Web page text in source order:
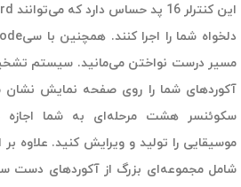
این کنترلر 16 پد حساس دارد که می‌توانند Fixed Chord
آکوردهای شما را روی صفحه نمایش نشان
سکوئنسر هشت مرحله‌ای به شما اجازه
موسیقایی را تولید و ویرایش کنید. علاوه
شامل مجموعه‌ای بزرگ از آکوردهای دست